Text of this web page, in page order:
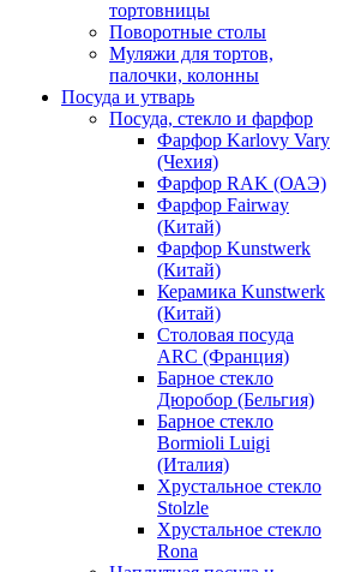
тортовницы
Поворотные столы
Муляжи для тортов,
палочки, колонны
Посуда и утварь
Посуда, стекло и фарфор
Фарфор Karlovy Vary
(Чехия)
Фарфор RAK (ОАЭ)
Фарфор Fairway
(Китай)
Фарфор Kunstwerk
(Китай)
Керамика Kunstwerk
(Китай)
Столовая посуда
ARC (Франция)
Барное стекло
Дюробор (Бельгия)
Барное стекло
Bormioli Luigi
(Италия)
Хрустальное стекло
Stolzle
Хрустальное стекло
Rona